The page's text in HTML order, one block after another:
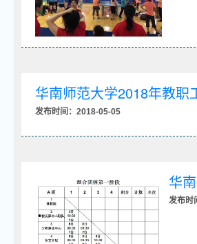
华南师范大学2018年教
发布时间：2018-05-05
华
发布时